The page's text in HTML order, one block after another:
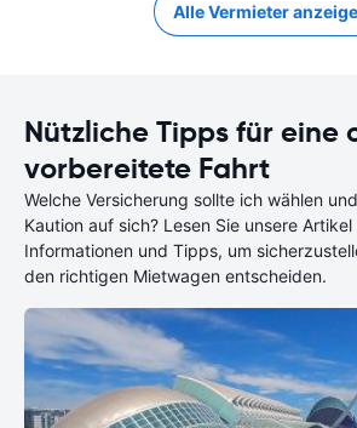
Alle Vermieter
Nützliche Tipps für eine
vorbereitete Fahrt
Welche Versicherung sollte ich wählen
Kaution auf sich? Lesen Sie unsere
Informationen und Tipps, um
den richtigen Mietwagen entscheiden.